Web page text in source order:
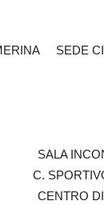
SALA
C.
DI